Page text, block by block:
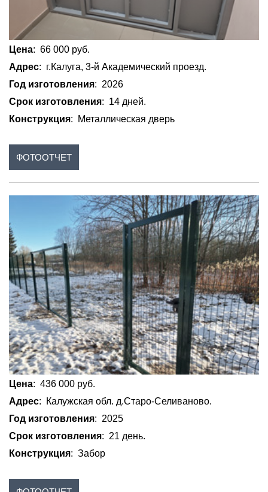
Цена: 66 000 руб.
Адрес: г.Калуга, 3-й Академический проезд.
Год изготовления: 2026
Срок изготовления: 14 дней.
Конструкция: Металлическая дверь
ФОТООТЧЕТ
Цена: 436 000 руб.
Адрес: Калужская обл. д.Старо-Селиваново.
Год изготовления: 2025
Срок изготовления: 21 день.
Конструкция: Забор